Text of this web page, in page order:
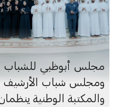
مجلس أبوظبي للشباب
ومجلس شباب الأرشيف
والمكتبة الوطنية ينظمان